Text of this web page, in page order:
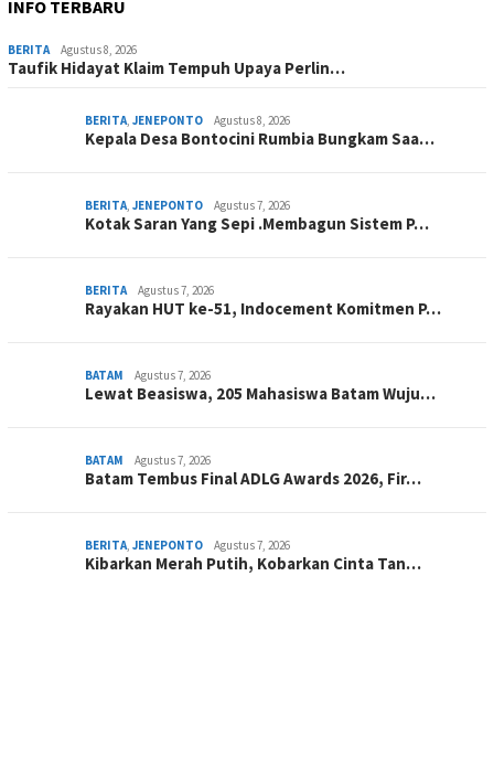
INFO TERBARU
BERITA Agustus 8, 2026
Taufik Hidayat Klaim Tempuh Upaya Perlin…
BERITA JENEPONTO Agustus 8, 2026
Kepala Desa Bontocini Rumbia Bungkam Saa…
BERITA JENEPONTO Agustus 7, 2026
Kotak Saran Yang Sepi .Membagun Sistem P…
BERITA Agustus 7, 2026
Rayakan HUT ke-51, Indocement Komitmen P…
BATAM Agustus 7, 2026
Lewat Beasiswa, 205 Mahasiswa Batam Wuju…
BATAM Agustus 7, 2026
Batam Tembus Final ADLG Awards 2026, Fir…
BERITA JENEPONTO Agustus 7, 2026
Kibarkan Merah Putih, Kobarkan Cinta Tan…